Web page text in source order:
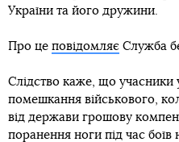
України та його дружини.
Про це повідомляє Служба
Слідство каже, що учасники
помешкання військового,
від держави грошову
поранення ноги під час